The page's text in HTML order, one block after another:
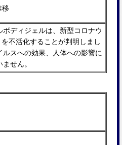
移
ディジェルは、新型コロナウ
不活化することが判明しまし
ルスへの効果、人体への影響に
せん。